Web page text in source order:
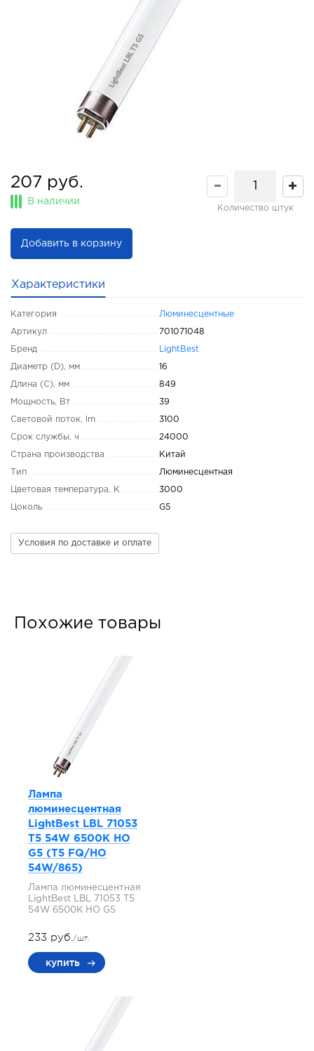
207 руб.
В наличии
Количество штук
Добавить в корзину
Характеристики
Категория Люминесцентные
Артикул 701071048
Бренд LightBest
Диаметр (D), мм 16
Длина (C), мм 849
Мощность, Вт 39
Световой поток, lm 3100
Срок службы, ч 24000
Страна производства Китай
Тип Люминесцентная
Цветовая температура, K 3000
Цоколь G5
Условия по доставке и оплате
Похожие товары
Лампа
люминесцентная
LightBest LBL 71053
T5 54W 6500K HO
G5 (T5 FQ/HO
54W/865)
Лампа люминесцентная
LightBest LBL 71053 T5
54W 6500K HO G5
233 руб./шт.
купить